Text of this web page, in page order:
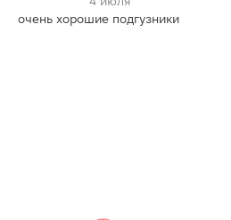
очень хорошие подгузники